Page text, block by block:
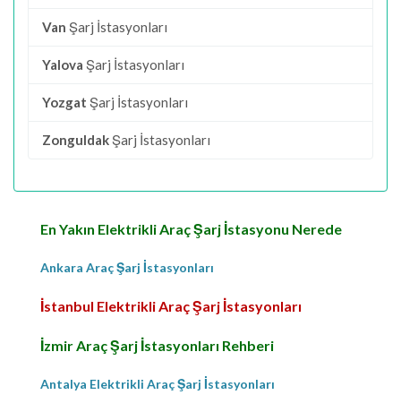
Van Şarj İstasyonları
Yalova Şarj İstasyonları
Yozgat Şarj İstasyonları
ZonguldakŞarj İstasyonları
En Yakın Elektrikli Araç Şarj İstasyonu Nerede
Ankara Araç Şarj İstasyonları
İstanbul Elektrikli Araç Şarj İstasyonları
İzmir Araç Şarj İstasyonları Rehberi
Antalya Elektrikli Araç Şarj İstasyonları